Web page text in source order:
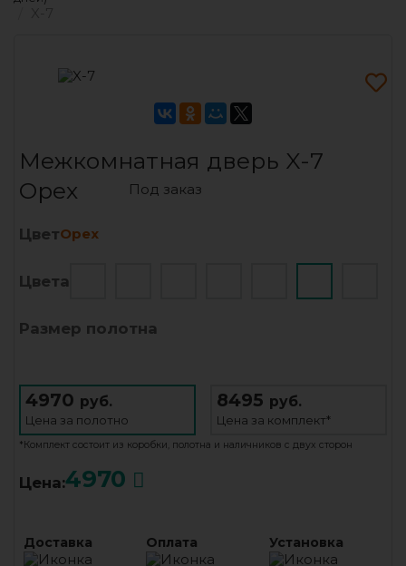
Межкомнатная дверь X-7
Орех
Под заказ
ЦветОрех
Цвета
Размер полотна
4970 руб.
Цена за полотно
8495 руб.
Цена за комплект*
*Комплект состоит из коробки, полотна и наличников с двух сторон
Цена:4970
Доставка Оплата Установка